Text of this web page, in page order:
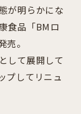
が明らかにな
食品「BMロ
。
して展開して
プしてリニュ